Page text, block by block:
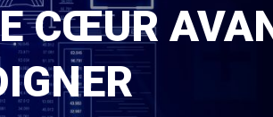
CŒUR